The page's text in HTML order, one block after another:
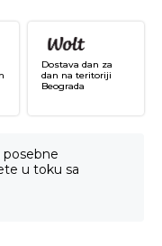
Dostava dan za
dan na teritoriji
Beograda
posebne
u toku sa